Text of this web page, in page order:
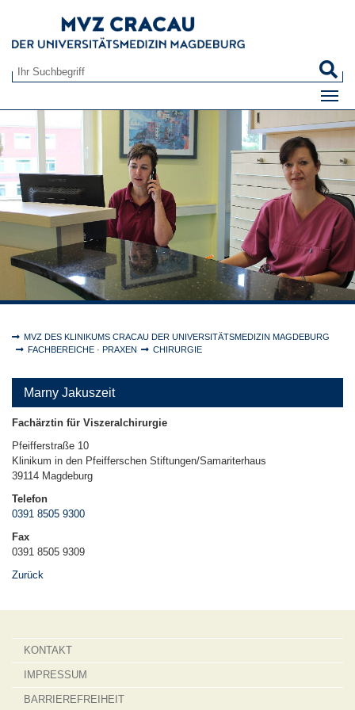
Suchformular
Sie sind hier:
MVZ DES KLINIKUMS CRACAU DER UNIVERSITÄTSMEDIZIN MAGDEBURG
FACHBEREICHE · PRAXEN
CHIRURGIE
Marny Jakuszeit
Fachärztin für Viszeralchirurgie
Pfeifferstraße 10
Klinikum in den Pfeifferschen Stiftungen/Samariterhaus
39114 Magdeburg
Telefon
0391 8505 9300
Fax
0391 8505 9309
Zurück
KONTAKT
IMPRESSUM
BARRIEREFREIHEIT